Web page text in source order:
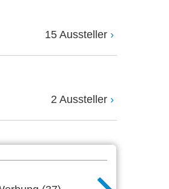
15 Aussteller
2 Aussteller